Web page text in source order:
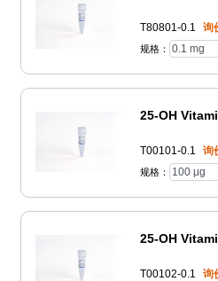
T80801-0.1 询
规格：
25-OH
T00101-0.1 询
规格：
25-OH
T00102-0.1 询